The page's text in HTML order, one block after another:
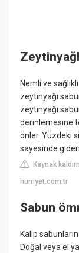
Nemli ve
zeytinyağı
zeytinyağı
derinlemesine
önler. Yüzdeki
sayesinde
Kaynak
hurriyet.com.tr
Sabun
Kalıp
Doğal veya el